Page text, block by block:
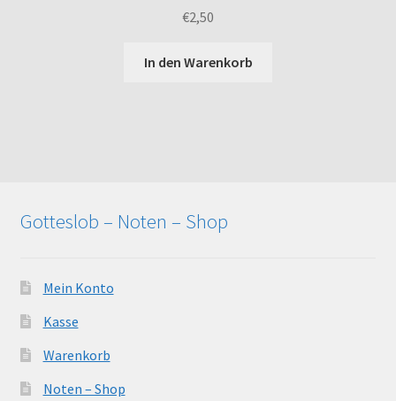
€2,50
In den Warenkorb
Gotteslob – Noten – Shop
Mein Konto
Kasse
Warenkorb
Noten – Shop